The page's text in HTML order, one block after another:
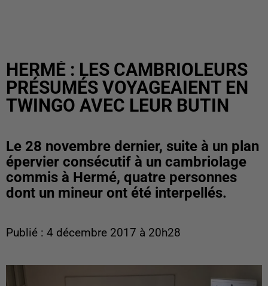
HERMÉ : LES CAMBRIOLEURS
PRÉSUMÉS VOYAGEAIENT EN
TWINGO AVEC LEUR BUTIN
Le 28 novembre dernier, suite à un plan
épervier consécutif à un cambriolage
commis à Hermé, quatre personnes
dont un mineur ont été interpellés.
Publié : 4 décembre 2017 à 20h28